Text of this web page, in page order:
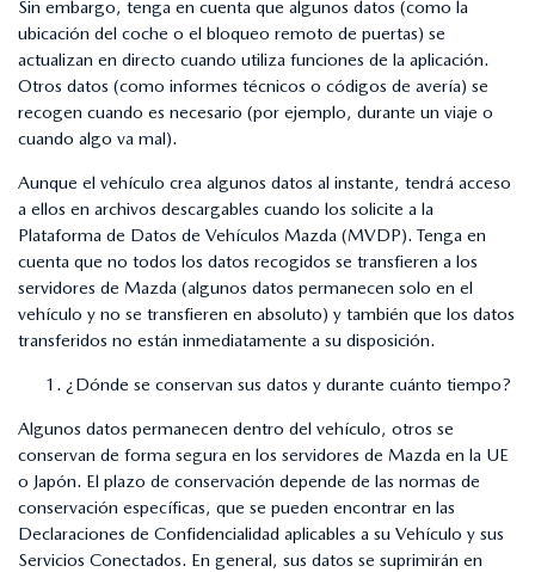
Sin embargo, tenga en cuenta que algunos datos (como la
ubicación del coche o el bloqueo remoto de puertas) se
actualizan en directo cuando utiliza funciones de la aplicación.
Otros datos (como informes técnicos o códigos de avería) se
recogen cuando es necesario (por ejemplo, durante un viaje o
cuando algo va mal).
Aunque el vehículo crea algunos datos al instante, tendrá acceso
a ellos en archivos descargables cuando los solicite a la
Plataforma de Datos de Vehículos Mazda (MVDP). Tenga en
cuenta que no todos los datos recogidos se transfieren a los
servidores de Mazda (algunos datos permanecen solo en el
vehículo y no se transfieren en absoluto) y también que los datos
transferidos no están inmediatamente a su disposición.
¿Dónde se conservan sus datos y durante cuánto tiempo?
Algunos datos permanecen dentro del vehículo, otros se
conservan de forma segura en los servidores de Mazda en la UE
o Japón. El plazo de conservación depende de las normas de
conservación específicas, que se pueden encontrar en las
Declaraciones de Confidencialidad aplicables a su Vehículo y sus
Servicios Conectados. En general, sus datos se suprimirán en